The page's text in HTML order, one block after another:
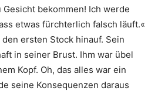
bekommen! Ich werde
etwas fürchterlich falsch läuft.«
ersten Stock hinauf. Sein
in seiner Brust. Ihm war übel
Kopf. Oh, das alles war ein
seine Konsequenzen daraus